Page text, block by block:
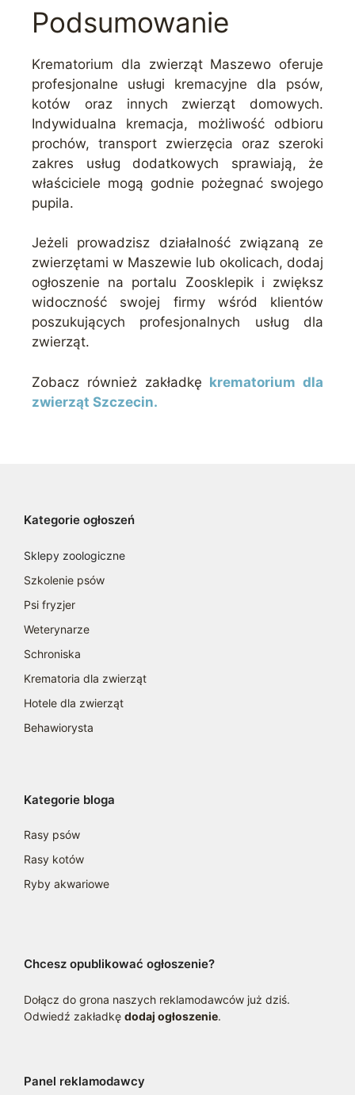
Podsumowanie
Krematorium dla zwierząt Maszewo oferuje
profesjonalne usługi kremacyjne dla psów,
kotów oraz innych zwierząt domowych.
Indywidualna kremacja, możliwość odbioru
prochów, transport zwierzęcia oraz szeroki
zakres usług dodatkowych sprawiają, że
właściciele mogą godnie pożegnać swojego
pupila.
Jeżeli prowadzisz działalność związaną ze
zwierzętami w Maszewie lub okolicach, dodaj
ogłoszenie na portalu Zoosklepik i zwiększ
widoczność swojej firmy wśród klientów
poszukujących profesjonalnych usług dla
zwierząt.
Zobacz również zakładkę krematorium dla
zwierząt Szczecin.
Kategorie ogłoszeń
Sklepy zoologiczne
Szkolenie psów
Psi fryzjer
Weterynarze
Schroniska
Krematoria dla zwierząt
Hotele dla zwierząt
Behawiorysta
Kategorie bloga
Rasy psów
Rasy kotów
Ryby akwariowe
Chcesz opublikować ogłoszenie?
Dołącz do grona naszych reklamodawców już dziś.
Odwiedź zakładkę dodaj ogłoszenie.
Panel reklamodawcy